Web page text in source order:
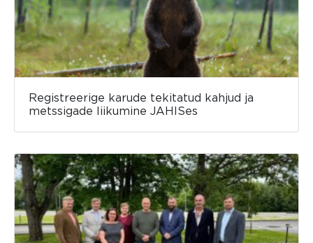
Registreerige karude tekitatud kahjud ja
metssigade liikumine JAHISes